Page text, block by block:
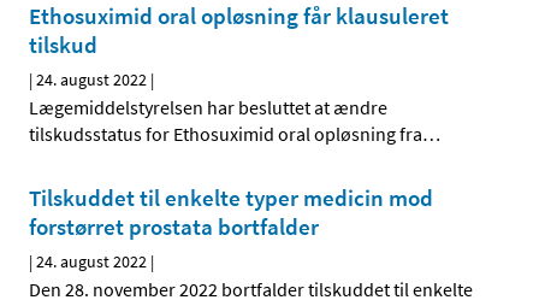
Ethosuximid oral opløsning får klausuleret
tilskud
|24. august 2022 |
Lægemiddelstyrelsen har besluttet at ændre
tilskudsstatus for Ethosuximid oral opløsning fra…
Tilskuddet til enkelte typer medicin mod
forstørret prostata bortfalder
|24. august 2022 |
Den 28. november 2022 bortfalder tilskuddet til enkelte